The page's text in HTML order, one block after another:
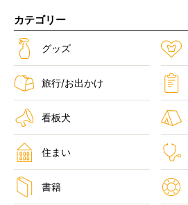
カテゴリー
グッズ
旅行/お出かけ
看板犬
住まい
書籍